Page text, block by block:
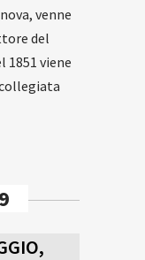
venne
del
1851 viene